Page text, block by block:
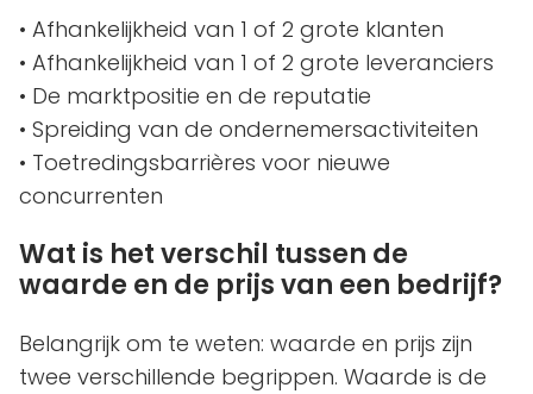
• Afhankelijkheid van 1 of 2 grote klanten
• Afhankelijkheid van 1 of 2 grote leveranciers
• De marktpositie en de reputatie
• Spreiding van de ondernemersactiviteiten
• Toetredingsbarrières voor nieuwe
concurrenten
Wat is het verschil tussen de
waarde en de prijs van een bedrijf?
Belangrijk om te weten: waarde en prijs zijn
twee verschillende begrippen. Waarde is de